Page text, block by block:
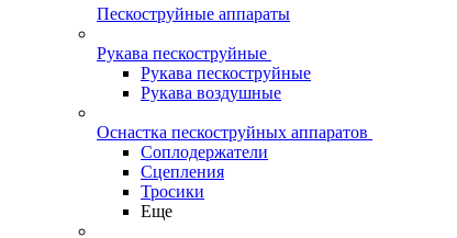
Пескоструйные аппараты
Рукава пескоструйные
Рукава пескоструйные
Рукава воздушные
Оснастка пескоструйных аппаратов
Соплодержатели
Сцепления
Тросики
Еще